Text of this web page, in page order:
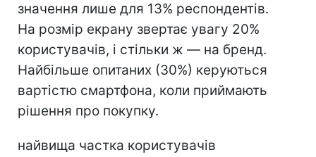
значення лише для 13% респондентів.
На розмір екрану звертає увагу 20%
користувачів, і стільки ж — на бренд.
Найбільше опитаних (30%) керуються
вартістю смартфона, коли приймають
рішення про покупку.
найвища частка користувачів